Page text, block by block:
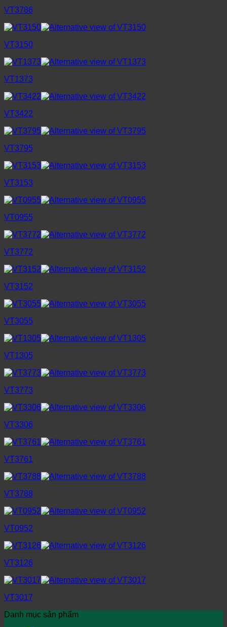
VT3786
VT3150
VT1373
VT3422
VT3795
VT3153
VT0955
VT3772
VT3152
VT3055
VT1305
VT3773
VT3306
VT3761
VT3788
VT0952
VT3126
VT3017
Danh mục sản phẩm